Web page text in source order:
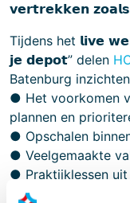
𝘃𝗲𝗿𝘁𝗿𝗲𝗸𝗸𝗲𝗻
Tijdens het 𝗹𝗶𝘃𝗲
𝗷𝗲 𝗱𝗲𝗽𝗼𝘁” delen
Batenburg
● Het voorkomen
plannen en
● Opschalen
● Veelgemaakte
● Praktijklessen uit